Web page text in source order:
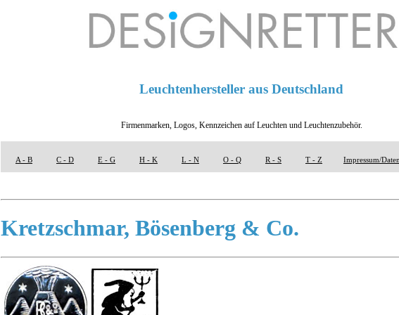
Leuchtenhersteller aus Deutschland
Firmenmarken, Logos, Kennzeichen auf Leuchten und Leuchtenzubehör.
A - B C - D E - G H - K L - N O - Q R - S T - Z Impressum/
Kretzschmar, Bösenberg & Co.